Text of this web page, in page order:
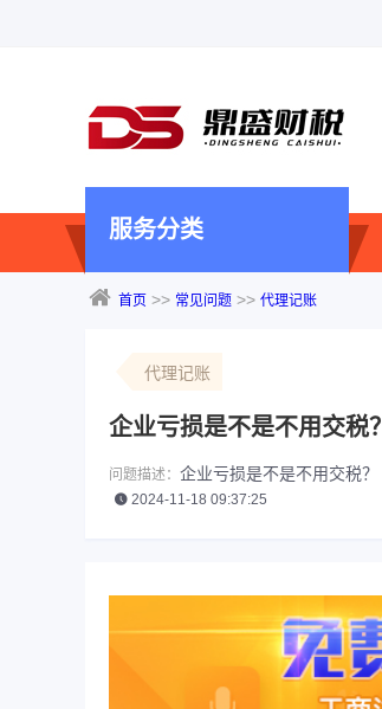
首页 >> 常见问题 >> 代理记账
代理记账
企业亏损是不是不用交税？
问题描述： 企业亏损是不是不用交税？
2024-11-18 09:37:25
服务分类